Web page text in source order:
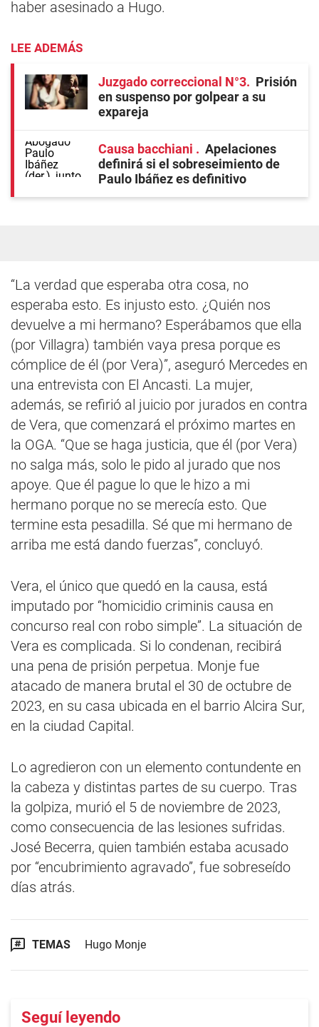
haber asesinado a Hugo.
LEE ADEMÁS
Juzgado correccional N°3
Prisión
en suspenso por golpear a su
expareja
Causa bacchiani
Apelaciones
definirá si el sobreseimiento de
Paulo Ibáñez es definitivo
“La verdad que esperaba otra cosa, no
esperaba esto. Es injusto esto. ¿Quién nos
devuelve a mi hermano? Esperábamos que ella
(por Villagra) también vaya presa porque es
cómplice de él (por Vera)”, aseguró Mercedes en
una entrevista con El Ancasti. La mujer,
además, se refirió al juicio por jurados en contra
de Vera, que comenzará el próximo martes en
la OGA. “Que se haga justicia, que él (por Vera)
no salga más, solo le pido al jurado que nos
apoye. Que él pague lo que le hizo a mi
hermano porque no se merecía esto. Que
termine esta pesadilla. Sé que mi hermano de
arriba me está dando fuerzas”, concluyó.
Vera, el único que quedó en la causa, está
imputado por “homicidio criminis causa en
concurso real con robo simple”. La situación de
Vera es complicada. Si lo condenan, recibirá
una pena de prisión perpetua. Monje fue
atacado de manera brutal el 30 de octubre de
2023, en su casa ubicada en el barrio Alcira Sur,
en la ciudad Capital.
Lo agredieron con un elemento contundente en
la cabeza y distintas partes de su cuerpo. Tras
la golpiza, murió el 5 de noviembre de 2023,
como consecuencia de las lesiones sufridas.
José Becerra, quien también estaba acusado
por “encubrimiento agravado”, fue sobreseído
días atrás.
TEMAS Hugo Monje
Seguí leyendo